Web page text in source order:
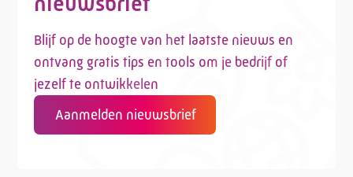
Blijf op de hoogte van het laatste nieuws en
ontvang gratis tips en tools om je bedrijf of
jezelf te ontwikkelen
Aanmelden nieuwsbrief